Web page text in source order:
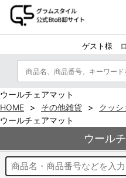
ゲスト様
ウールチェアマット
HOME
その他雑貨
クッ
ウールチェアマット
ウール